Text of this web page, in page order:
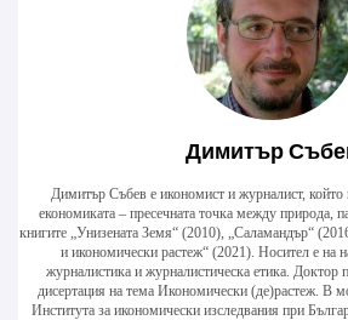
Димитър
Димитър Събев е икономист и журналист, който
економиката – пресечната точка между природа,
книгите „Унизената Земя“ (2010), „Саламандър“
и икономически растеж“ (2021). Носител е на
журналистика и журналистическа етика.
дисертация на тема Икономически (де)растеж. В
Института за икономически изследвания при